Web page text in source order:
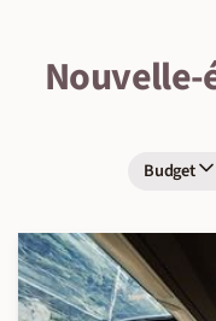
Nouvelle-
Budget